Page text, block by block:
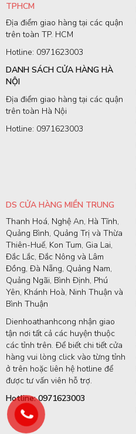
TPHCM
Địa điểm giao hàng tại các quận
trên toàn TP. HCM
Hotline: 0971623003
DANH SÁCH CỬA HÀNG HÀ
NỘI
Địa điểm giao hàng tại các quận
trên toàn Hà Nội
Hotline: 0971623003
DS CỬA HÀNG MIỀN TRUNG
Thanh Hoá, Nghệ An, Hà Tĩnh,
Quảng Bình, Quảng Trị và Thừa
Thiên-Huế, Kon Tum, Gia Lai,
Đắc Lắc, Đắc Nông và Lâm
Đồng, Đà Nẵng, Quảng Nam,
Quảng Ngãi, Bình Định, Phú
Yên, Khánh Hoà, Ninh Thuận và
Bình Thuận
Dienhoathanhcong nhận giao
tận nơi tất cả các huyện thuộc
các tỉnh trên. Để biết chi tiết cửa
hàng vui lòng click vào từng tỉnh
ở trên hoặc liên hệ hotline để
được tư vấn viên hỗ trợ.
Hotline: 0971623003